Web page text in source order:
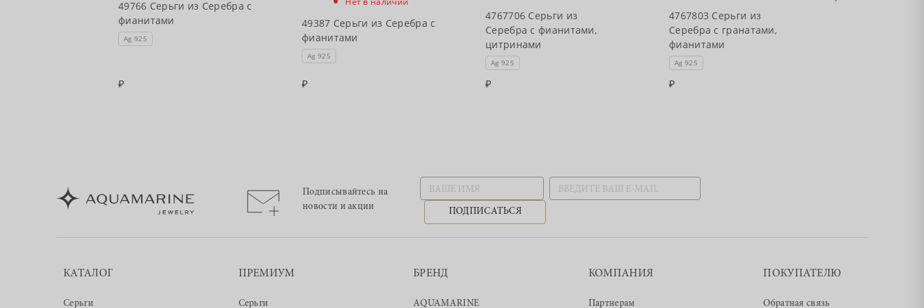
49766 Серьги из Серебра с
фианитами
Ag 925
49387 Серьги из Серебра с
фианитами
Ag 925
4767706 Серьги из
Серебра с фианитами,
цитринами
Ag 925
4767803 Серьги из
Серебра с гранатами,
фианитами
Ag 925
Подписывайтесь на
новости и акции
ПОДПИСАТЬСЯ
КАТАЛОГ
Серьги
ПРЕМИУМ
Серьги
БРЕНД
AQUAMARINE
КОМПАНИЯ
Партнерам
ПОКУПАТЕЛЮ
Обратная связь